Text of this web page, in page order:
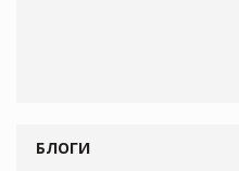
БЛОГИ